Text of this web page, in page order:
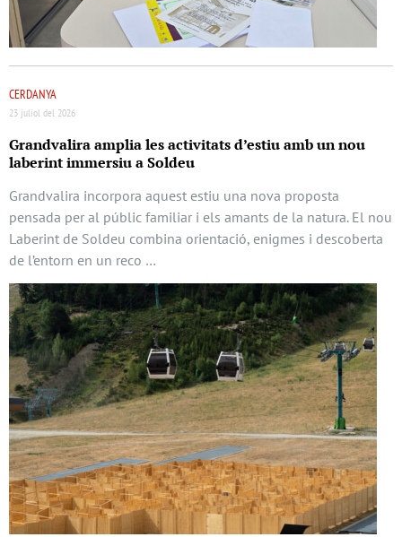
CERDANYA
23 juliol del 2026
Grandvalira amplia les activitats d’estiu amb un nou
laberint immersiu a Soldeu
Grandvalira incorpora aquest estiu una nova proposta
pensada per al públic familiar i els amants de la natura. El nou
Laberint de Soldeu combina orientació, enigmes i descoberta
de l’entorn en un reco …